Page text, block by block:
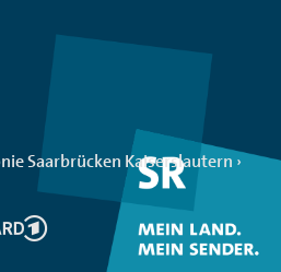
Saarbrücken Kaiserslautern